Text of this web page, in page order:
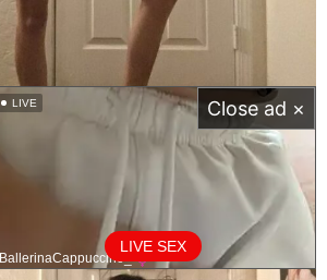
LIVE SEX
LIVE
BallerinaCappuccino_
Close ad ×